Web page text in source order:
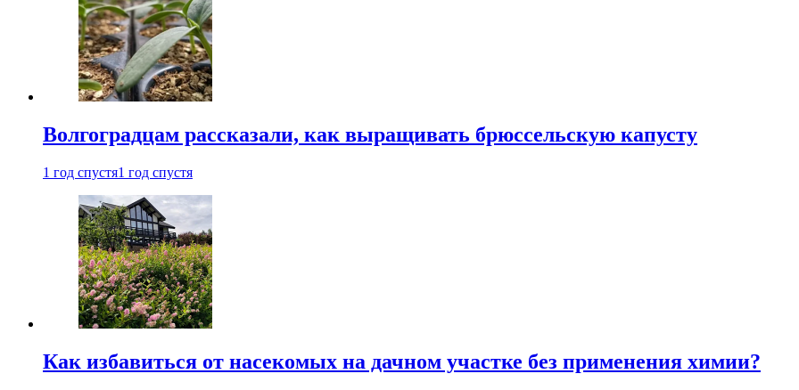
Волгоградцам рассказали, как выращивать брюссельскую капусту
1 год спустя1 год спустя
Как избавиться от насекомых на дачном участке без применения химии?